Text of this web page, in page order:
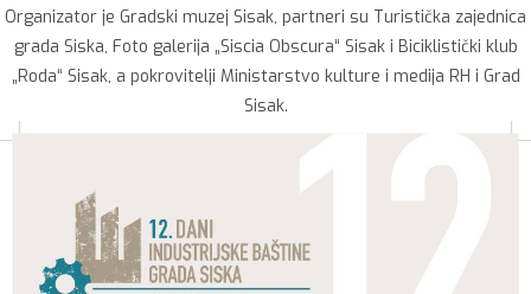
Organizator je Gradski muzej Sisak, partneri su Turistička zajednica
grada Siska, Foto galerija „Siscia Obscura“ Sisak i Biciklistički klub
„Roda“ Sisak, a pokrovitelji Ministarstvo kulture i medija RH i Grad
Sisak.